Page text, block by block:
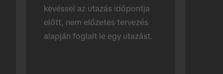
kevéssel az utazás időpontja
előtt, nem előzetes tervezés
alapján foglalt le egy utazást.